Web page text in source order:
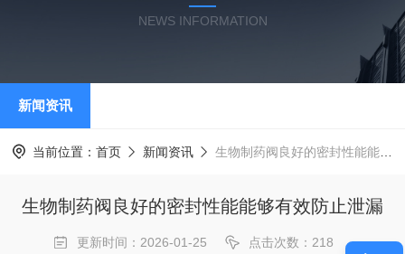
NEWS INFORMATION
新闻资讯
当前位置： 首页 新闻资讯 生物制药阀良好的密封性能能够有效防止泄漏
生物制药阀良好的密封性能能够有效防止泄漏
更新时间：2026-01-25 点击次数：218